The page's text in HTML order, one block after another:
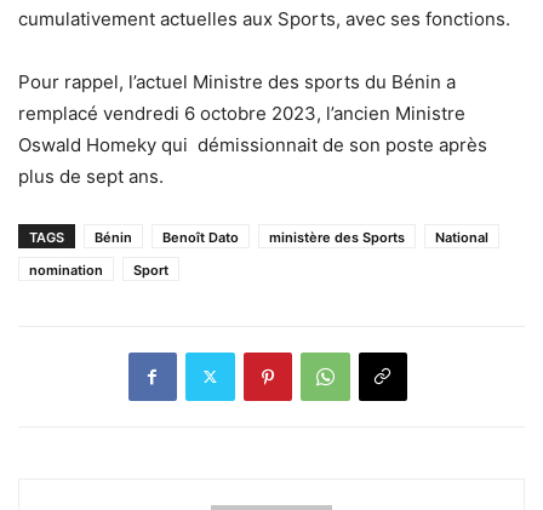
cumulativement actuelles aux Sports, avec ses fonctions.
Pour rappel, l’actuel Ministre des sports du Bénin a
remplacé vendredi 6 octobre 2023, l’ancien Ministre
Oswald Homeky qui démissionnait de son poste après
plus de sept ans.
TAGS Bénin Benoît Dato ministère des Sports
National
nomination
Sport